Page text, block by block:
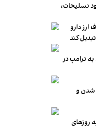
تسلیحات،
دارو
ترامپ در
شدن و
روزهای